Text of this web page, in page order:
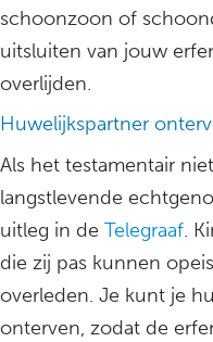
schoonzoon of
uitsluiten van jouw
overlijden.
Huwelijkspartner
Als het testamentair
langstlevende
uitleg in de Telegraaf.
die zij pas kunnen
overleden. Je kunt je
onterven, zodat de